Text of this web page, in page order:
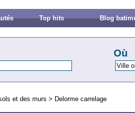
Top hits Blog
Où
et des murs > Delorme carrelage